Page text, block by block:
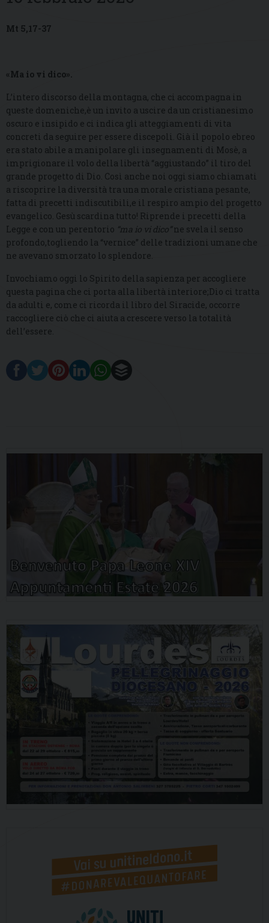
Mt 5,17-37
«Ma io vi dico».
L’intero discorso della montagna, che ci accompagna in
queste domeniche,è un invito a uscire da un cristianesimo
oscuro e insipido e ci indica gli atteggiamenti di vita
concreti da seguire per essere discepoli. Già il popolo ebreo
era stato abile a manipolare gli insegnamenti di Mosè, a
imprigionare il volo della libertà “aggiustando” il tiro del
grande progetto di Dio. Così anche noi oggi siamo chiamati
a riscoprire la diversità tra una morale cristiana pesante,
fatta di precetti indiscutibili,e il respiro ampio del progetto
evangelico. Gesù scardina tutto! Riprende i precetti della
Legge e con un perentorio “ma io vi dico”ne svela il senso
profondo,togliendo la “vernice” delle tradizioni umane che
ne avevano smorzato lo splendore.
Invochiamo oggi lo Spirito della sapienza per accogliere
questa pagina che ci porta alla libertà interiore;Dio ci tratta
da adulti e, come ci ricorda il libro del Siracide, occorre
raccogliere ciò che ci aiuta a crescere verso la totalità
dell’essere.